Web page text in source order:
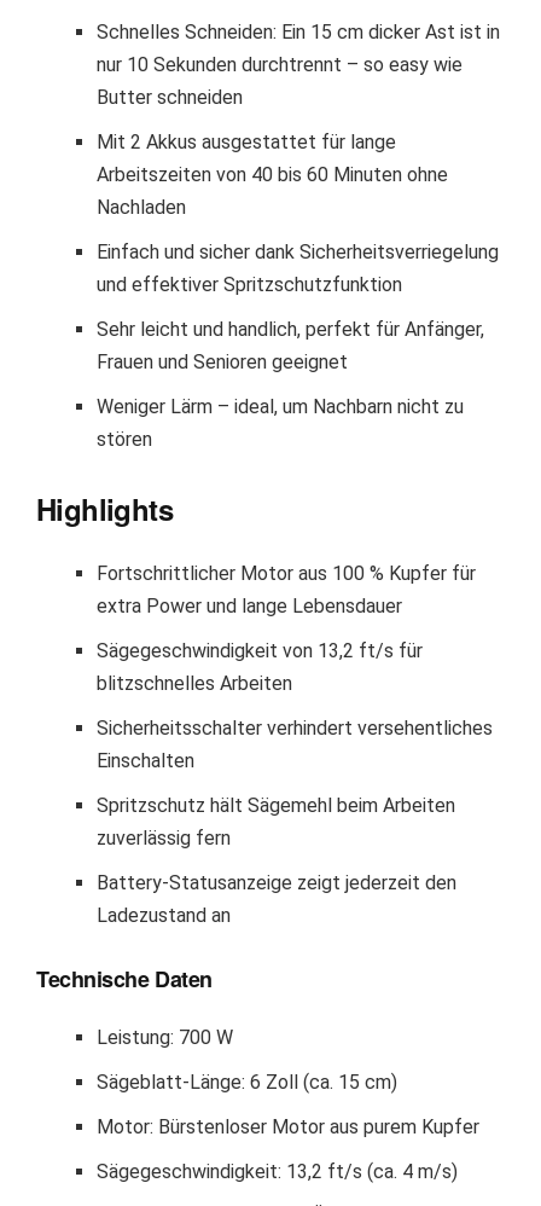
Schnelles Schneiden: Ein 15 cm dicker Ast ist in
nur 10 Sekunden durchtrennt – so easy wie
Butter schneiden
Mit 2 Akkus ausgestattet für lange
Arbeitszeiten von 40 bis 60 Minuten ohne
Nachladen
Einfach und sicher dank Sicherheitsverriegelung
und effektiver Spritzschutzfunktion
Sehr leicht und handlich, perfekt für Anfänger,
Frauen und Senioren geeignet
Weniger Lärm – ideal, um Nachbarn nicht zu
stören
Highlights
Fortschrittlicher Motor aus 100 % Kupfer für
extra Power und lange Lebensdauer
Sägegeschwindigkeit von 13,2 ft/s für
blitzschnelles Arbeiten
Sicherheitsschalter verhindert versehentliches
Einschalten
Spritzschutz hält Sägemehl beim Arbeiten
zuverlässig fern
Battery-Statusanzeige zeigt jederzeit den
Ladezustand an
Technische Daten
Leistung: 700 W
Sägeblatt-Länge: 6 Zoll (ca. 15 cm)
Motor: Bürstenloser Motor aus purem Kupfer
Sägegeschwindigkeit: 13,2 ft/s (ca. 4 m/s)